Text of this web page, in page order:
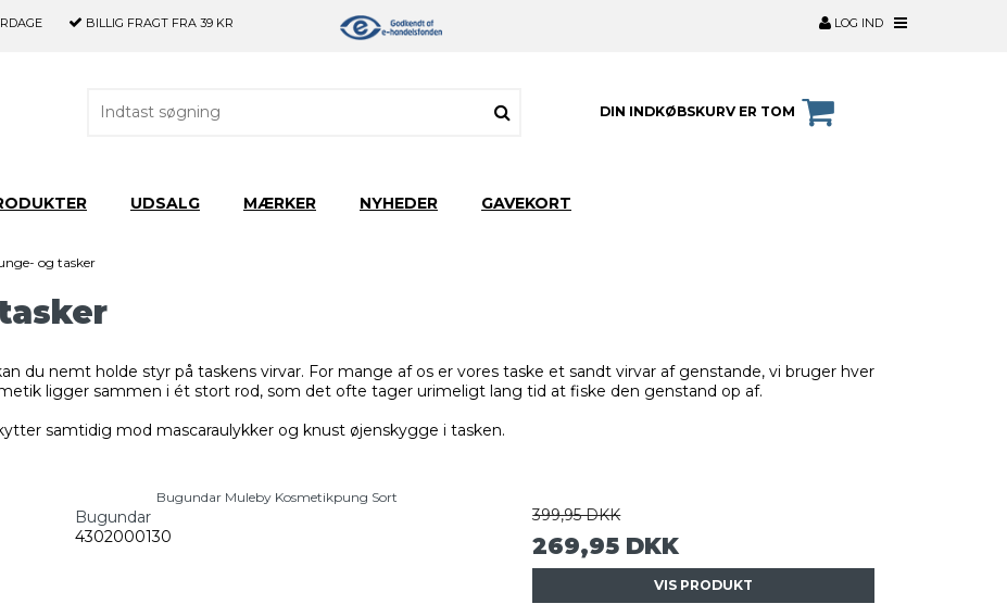
BILLIG FRAGT FRA 39 KR LOG IND
DIN INDKØBSKURV ER TOM
UDSALG MÆRKER NYHEDER GAVEKORT
og tasker
du nemt holde styr på taskens virvar. For mange af os er vores taske et sandt virvar af genstande, vi bruger hver
ligger sammen i ét stort rod, som det ofte tager urimeligt lang tid at fiske den genstand op af.
samtidig mod mascaraulykker og knust øjenskygge i tasken.
Bugundar Muleby Kosmetikpung Sort
Bugundar
4302000130
399,95 DKK
269,95 DKK
VIS PRODUKT